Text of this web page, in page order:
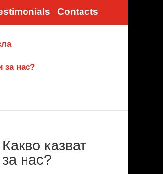
Contacts
за нас?
Какво казват
за нас?